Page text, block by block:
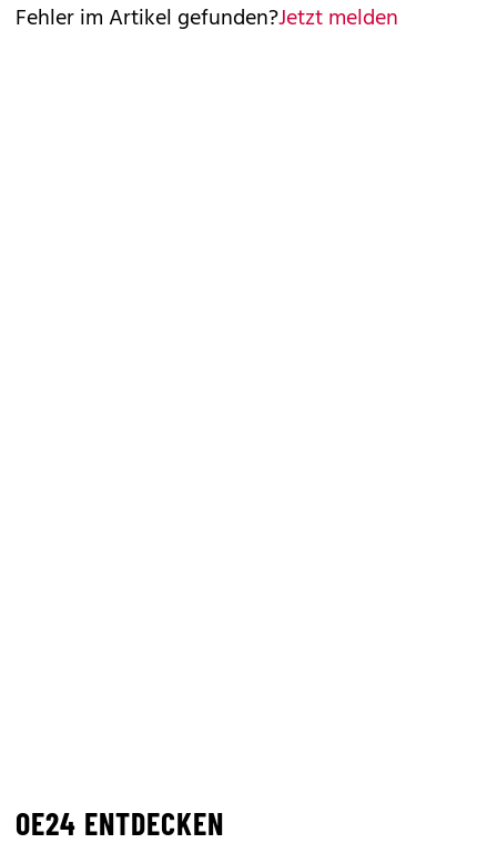
Fehler im Artikel gefunden?Jetzt melden
OE24 ENTDECKEN